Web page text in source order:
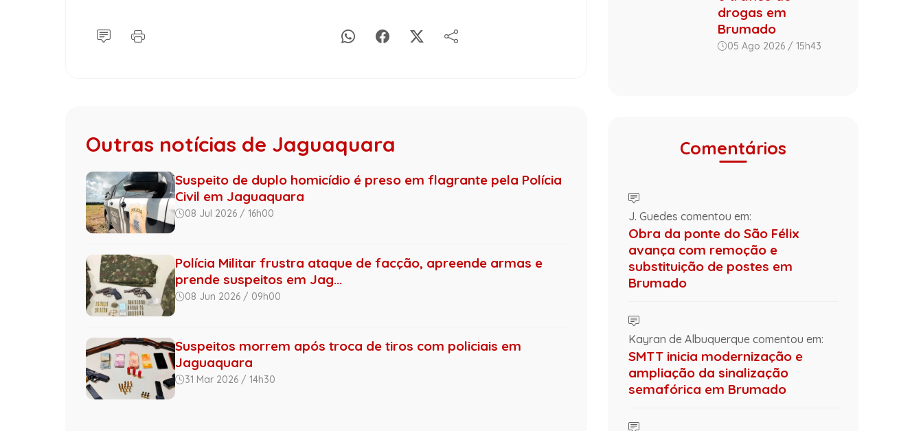
Outras notícias de Jaguaquara
Suspeito de duplo homicídio é preso em flagrante pela Polícia
Civil em Jaguaquara
08 Jul 2026 / 16h00
Polícia Militar frustra ataque de facção, apreende armas e
prende suspeitos em Jag...
08 Jun 2026 / 09h00
Suspeitos morrem após troca de tiros com policiais em
Jaguaquara
31 Mar 2026 / 14h30
drogas em
Brumado
05 Ago 2026 / 15h43
Comentários
J. Guedes comentou em:
Obra da ponte do São Félix
avança com remoção e
substituição de postes em
Brumado
Kayran de Albuquerque comentou em:
SMTT inicia modernização e
ampliação da sinalização
semafórica em Brumado